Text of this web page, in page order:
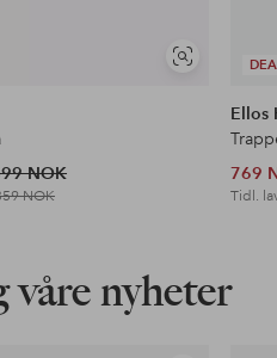
Vis
NOK
NOK
Ellos
769
Tidl.
våre nyheter